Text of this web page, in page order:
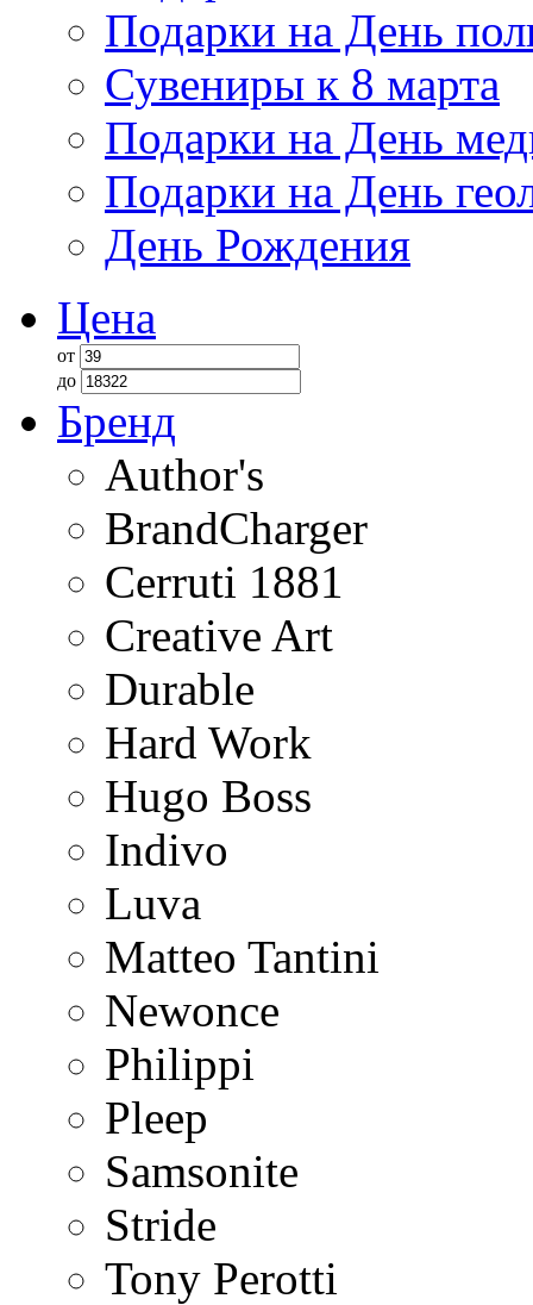
Подарки на День
Сувениры к 8 марта
Подарки на День
Подарки на День
День Рождения
Цена
от
до
Бренд
Author's
BrandCharger
Cerruti 1881
Creative Art
Durable
Hard Work
Hugo Boss
Indivo
Luva
Matteo Tantini
Newonce
Philippi
Pleep
Samsonite
Stride
Tony Perotti